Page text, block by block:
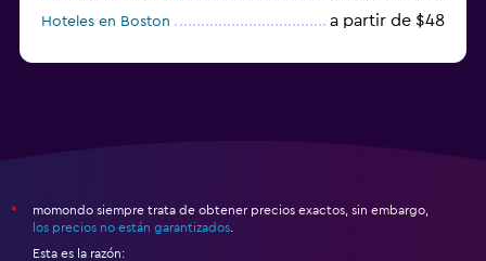
Hoteles en Boston a partir de $48
*
momondo siempre trata de obtener precios exactos, sin embargo,
los precios no están garantizados
Esta es la razón: